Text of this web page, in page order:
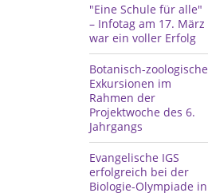
"Eine Schule für alle"
– Infotag am 17. März
war ein voller Erfolg
Botanisch-zoologische
Exkursionen im
Rahmen der
Projektwoche des 6.
Jahrgangs
Evangelische IGS
erfolgreich bei der
Biologie-Olympiade in